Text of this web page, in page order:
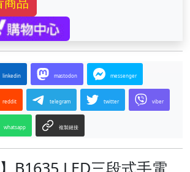
linkedin mastodon messenger
reddit telegram twitter viber
whatsapp 複製鏈接
B1635 LED三段式手電